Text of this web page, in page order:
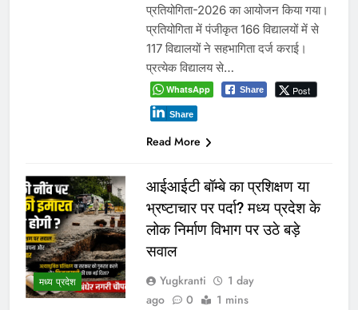
प्रतियोगिता-2026 का आयोजन किया गया।
प्रतियोगिता में पंजीकृत 166 विद्यालयों में से
117 विद्यालयों ने सहभागिता दर्ज कराई।
प्रत्येक विद्यालय से…
WhatsApp Share Post
Share
Read More
मध्य प्रदेश
आईआईटी बॉम्बे का प्रशिक्षण या
भ्रष्टाचार पर पर्दा? मध्य प्रदेश के
लोक निर्माण विभाग पर उठे बड़े
सवाल
Yugkranti
1 day
ago
0 1 mins